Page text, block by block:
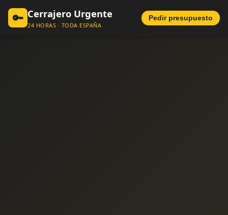
🔑 Cerrajero Urgente
24 HORAS · TODA ESPAÑA
Pedir presupuesto